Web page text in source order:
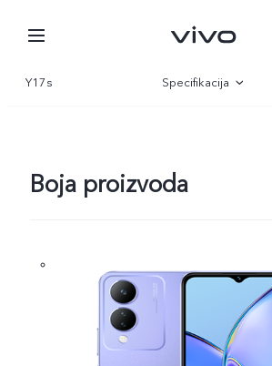
Y17s Specifikacija
Boja proizvoda